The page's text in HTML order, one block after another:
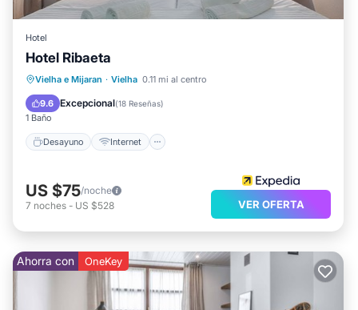
Número de licencia : HUTVA-041122
Hotel
Hotel Ribaeta
Vielha e Mijaran · Vielha 0.11 mi al centro
9.6 Excepcional(18 Reseñas)
1 Baño
Desayuno Internet
Desayuno
Internet
Se admiten mascotas
US $75/noche
7 noches - US $528 VER OFERTA
Ahorra con OneKey